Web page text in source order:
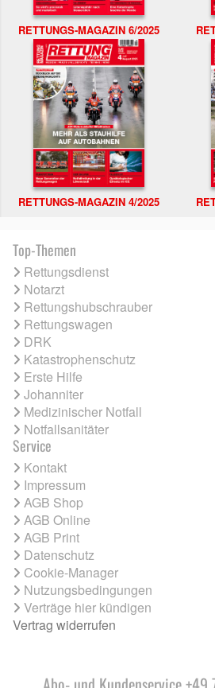
RETTUNGS-MAGAZIN 6/2025
RETTUNGS-MAGAZIN 4/2025
Top-Themen
Rettungsdienst
Notarzt
Rettungshubschrauber
Rettungswagen
DRK
Katastrophenschutz
Erste Hilfe
Johanniter
Medizinischer Notfall
Notfallsanitäter
Service
Kontakt
Impressum
AGB Shop
AGB Online
AGB Print
Datenschutz
Cookie-Manager
Nutzungsbedingungen
Verträge hier kündigen
Vertrag widerrufen